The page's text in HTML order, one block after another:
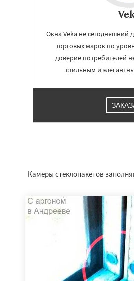
Окна Veka не сегодняшний
торговых марок по
доверие потребителей
стильным и
Камеры стеклопакетов